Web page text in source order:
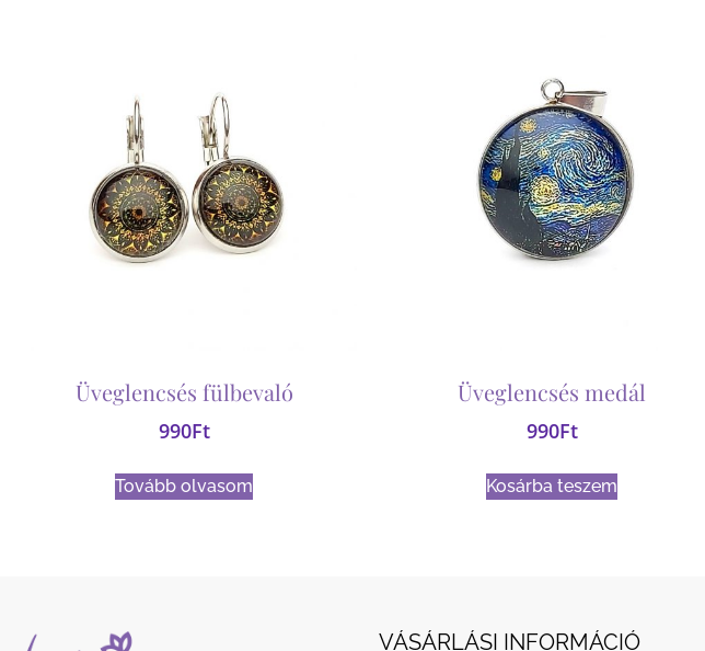
Üveglencsés fülbevaló
990Ft
Tovább olvasom
Üveglencsés medál
990Ft
Kosárba teszem
VÁSÁRLÁSI INFORMÁCIÓ